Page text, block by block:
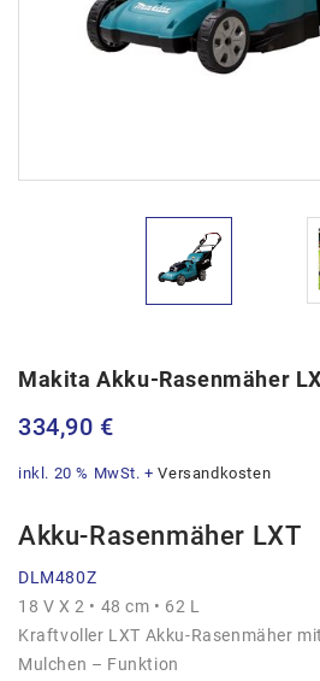
Makita Akku-Rasenmäher
334,90 €
inkl. 20 % MwSt. +Versandkosten
Akku-Rasenmäher LXT
DLM480Z
18 V X 2 • 48 cm • 62 L
Kraftvoller LXT Akku-Rasenmäher
Mulchen – Funktion